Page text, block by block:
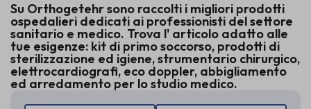
Su Orthogetehr sono raccolti i migliori prodotti
ospedalieri dedicati ai professionisti del settore
sanitario e medico. Trova l' articolo adatto alle
tue esigenze: kit di primo soccorso, prodotti di
sterilizzazione ed igiene, strumentario chirurgico,
elettrocardiografi, eco doppler, abbigliamento
ed arredamento per lo studio medico.